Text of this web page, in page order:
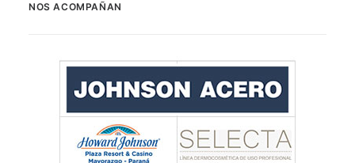
NOS ACOMPAÑAN